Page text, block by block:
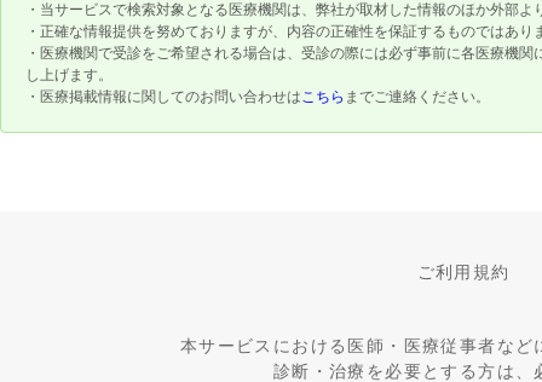
・当サービスで検索対象となる医療機関は、弊社が取材した情報のほか外部
・正確な情報提供を努めておりますが、内容の正確性を保証するものではあり
・医療機関で受診をご希望される場合は、受診の際には必ず事前に各医療機
し上げます。
・医療掲載情報に関してのお問い合わせはこちら までご連絡ください。
ご利用規約
本サービスにおける医師・医療従事者な
診断・治療を必要とする方は